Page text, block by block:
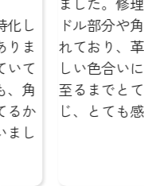
し
ま
て
角
か
し
ドル部分や
れており、
しい色合い
至るまでと
じ、とても